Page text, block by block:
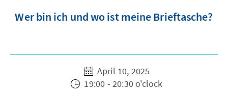
Wer bin ich und wo ist meine Brieftasche?
April 10, 2025
19:00 - 20:30 o'clock